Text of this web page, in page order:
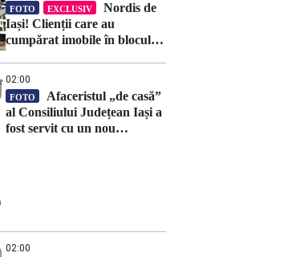
FOTO EXCLUSIV
Nordis de
Iași! Clienții care au
cumpărat imobile în blocul
A vândut același apartament
mai multor persoane
02:00
FOTO
Afaceristul „de casă”
al Consiliului Județean Iași a
fost servit cu un nou
02:00